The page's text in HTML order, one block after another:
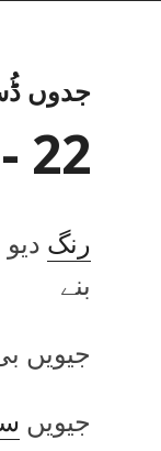
جدوں
22 - گاون
رنگ
بنے
جیویں
جیویں